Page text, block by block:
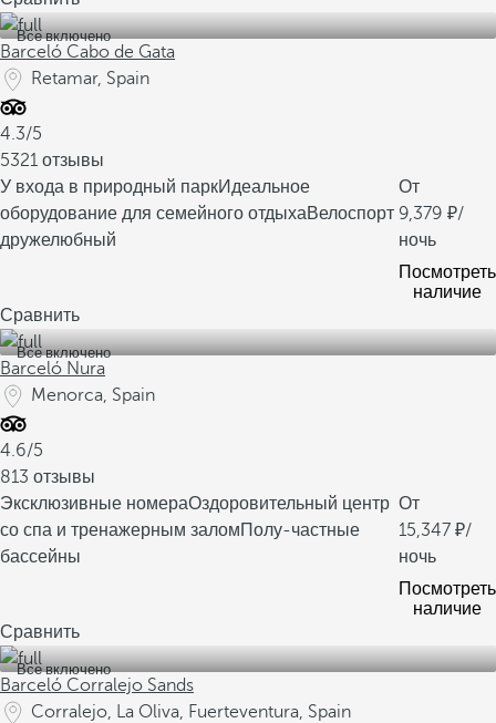
Все включено
Barceló Cabo de Gata
Retamar, Spain
4.3/5
5321 отзывы
У входа в природный паркИдеальное
оборудование для семейного отдыхаВелоспорт
дружелюбный
От
9,379
/
ночь
Посмотреть
наличие
Сравнить
Все включено
Barceló Nura
Menorca, Spain
4.6/5
813 отзывы
Эксклюзивные номераОздоровительный центр
со спа и тренажерным заломПолу-частные
бассейны
От
15,347
/
ночь
Посмотреть
наличие
Сравнить
Все включено
Barceló Corralejo Sands
Corralejo, La Oliva, Fuerteventura, Spain